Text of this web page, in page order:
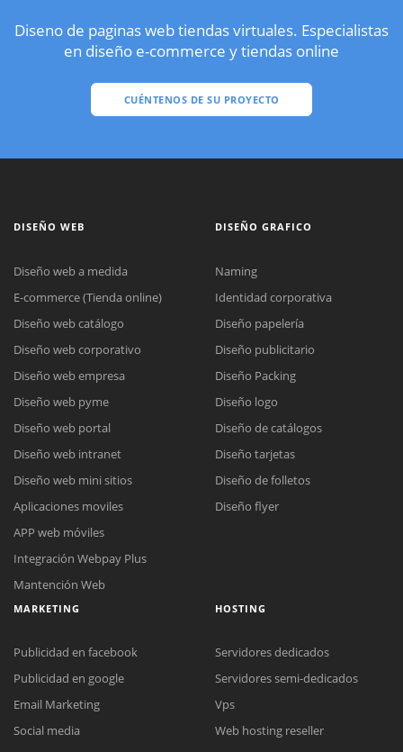
Diseno de paginas web tiendas virtuales. Especialistas
en diseño e-commerce y tiendas online
CUÉNTENOS DE SU PROYECTO
DISEÑO WEB
Diseño web a medida
E-commerce (Tienda online)
Diseño web catálogo
Diseño web corporativo
Diseño web empresa
Diseño web pyme
Diseño web portal
Diseño web intranet
Diseño web mini sitios
Aplicaciones moviles
APP web móviles
Integración Webpay Plus
Mantención Web
DISEÑO GRAFICO
Naming
Identidad corporativa
Diseño papelería
Diseño publicitario
Diseño Packing
Diseño logo
Diseño de catálogos
Diseño tarjetas
Diseño de folletos
Diseño flyer
MARKETING
Publicidad en facebook
Publicidad en google
Email Marketing
Social media
HOSTING
Servidores dedicados
Servidores semi-dedicados
Vps
Web hosting reseller